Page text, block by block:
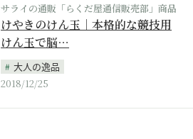
サライの通販「らくだ屋通信販売部」商品
けやきのけん玉｜本格的な競技用
けん玉で脳…
大人の逸品
2018/12/25